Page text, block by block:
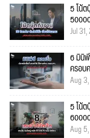
5 โน้
Jul
6 มินิ
ครอบ
Aug
5 โน้
Aug